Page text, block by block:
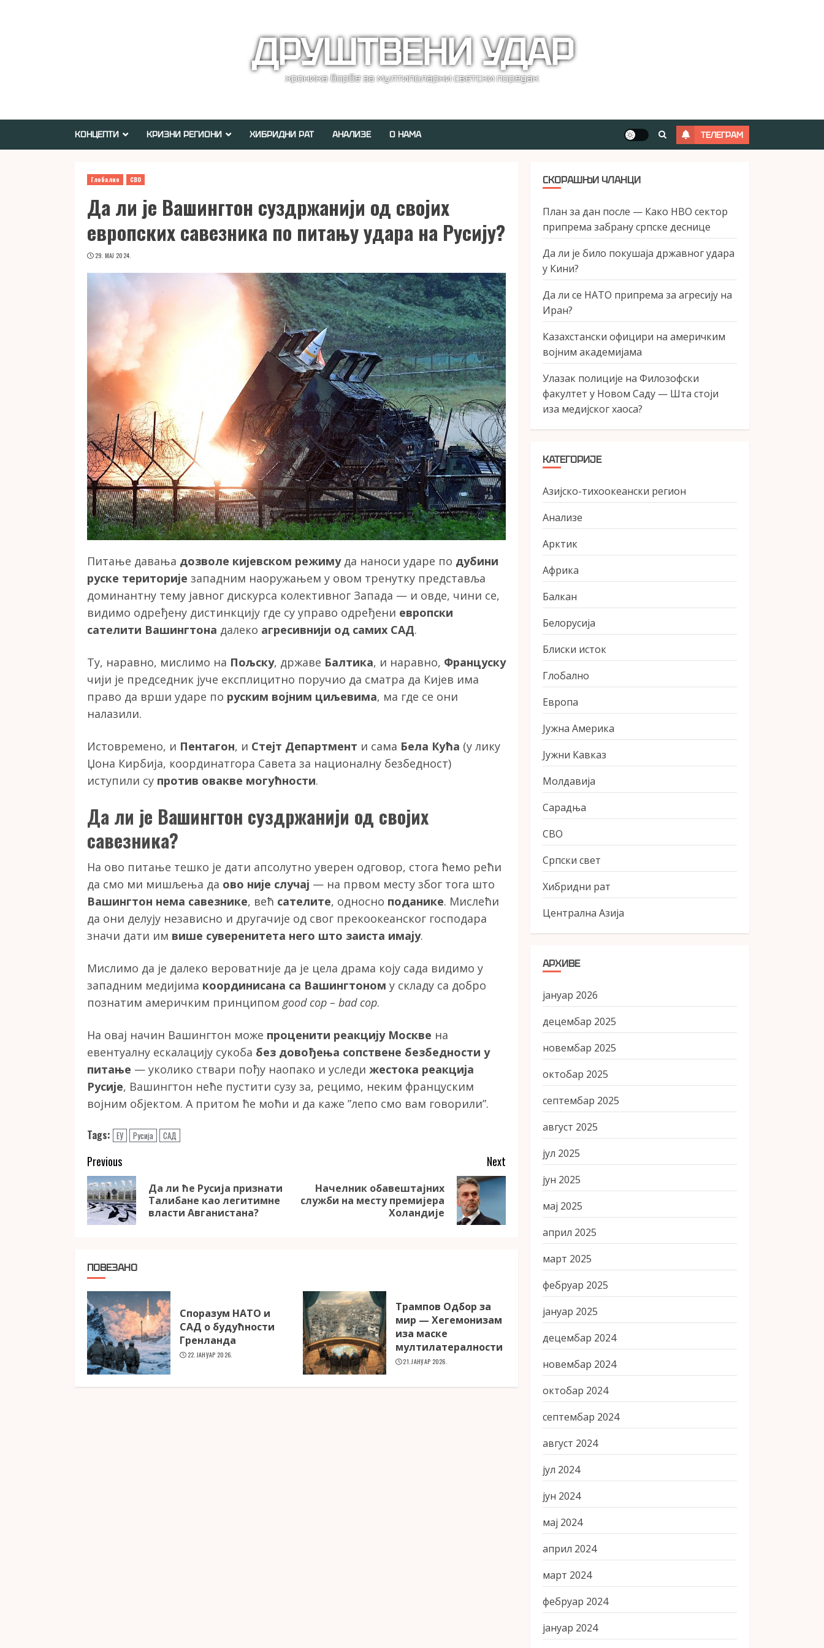
ДРУШТВЕНИ УДАР
хроника борбе за мултиполарни светски поредак
КОНЦЕПТИ КРИЗНИ РЕГИОНИ ХИБРИДНИ РАТ АНАЛИЗЕ О НАМА ТЕЛЕГРАМ
Глобално СВО
Да ли је Вашингтон суздржанији од својих
европских савезника по питању удара на Русију?
29. МАЈ 2024.
Питање давања дозволе кијевском режимуда наноси ударе по дубини
руске територије западним наоружањем у овом тренутку представља
доминантну тему јавног дискурса колективног Запада — и овде, чини се,
видимо одређену дистинкцију где су управо одређени европски
сателити Вашингтона далеко агресивнији од самих САД.
Ту, наравно, мислимо на Пољску, државе Балтика, и наравно, Француску
чији је председник јуче експлицитно поручио да сматра да Кијев има
право да врши ударе по руским војним циљевима, ма где се они
налазили.
Истовремено, и Пентагон, и Стејт Департмент и сама Бела Кућа (у лику
Џона Кирбија, координатгора Савета за националну безбедност)
иступили су против овакве могућности.
Да ли је Вашингтон суздржанији од својих
савезника?
На ово питање тешко је дати апсолутно уверен одговор, стога ћемо рећи
да смо ми мишљења да ово није случај — на првом месту због тога што
Вашингтон нема савезнике, већ сателите, односно поданике. Мислећи
да они делују независно и другачије од свог прекоокеанског господара
значи дати им више суверенитета него што заиста имају.
Мислимо да је далеко вероватније да је цела драма коју сада видимо у
западним медијима координисана са Вашингтоном у складу са добро
познатим америчким принципом good cop – bad cop.
На овај начин Вашингтон може проценити реакцију Москве на
евентуалну ескалацију сукоба без довођења сопствене безбедности у
питање — уколико ствари пођу наопако и уследи жестока реакција
Русије, Вашингтон неће пустити сузу за, рецимо, неким француским
војним објектом. А притом ће моћи и да каже ”лепо смо вам говорили”.
Tags: ЕУ Русија САД
Continue
Reading
Previous
Previous
Да ли ће Русија признати
Талибане као легитимне
власти Авганистана?
Next
Next
Начелник обавештајних
служби на месту премијера
Холандије
ПОВЕЗАНО
Споразум НАТО и
САД о будућности
Гренланда
22. ЈАНУАР 2026.
Трампов Одбор за
мир — Хегемонизам
иза маске
мултилатералности
21. ЈАНУАР 2026.
СКОРАШЊИ ЧЛАНЦИ
План за дан после — Како НВО сектор
припрема забрану српске деснице
Да ли је било покушаја државног удара
у Кини?
Да ли се НАТО припрема за агресију на
Иран?
Казахстански официри на америчким
војним академијама
Улазак полиције на Филозофски
факултет у Новом Саду — Шта стоји
иза медијског хаоса?
КАТЕГОРИЈЕ
Азијско-тихоокеански регион
Анализе
Арктик
Африка
Балкан
Белорусија
Блиски исток
Глобално
Европа
Јужна Америка
Јужни Кавказ
Молдавија
Сарадња
СВО
Српски свет
Хибридни рат
Централна Азија
АРХИВЕ
јануар 2026
децембар 2025
новембар 2025
октобар 2025
септембар 2025
август 2025
јул 2025
јун 2025
мај 2025
април 2025
март 2025
фебруар 2025
јануар 2025
децембар 2024
новембар 2024
октобар 2024
септембар 2024
август 2024
јул 2024
јун 2024
мај 2024
април 2024
март 2024
фебруар 2024
јануар 2024